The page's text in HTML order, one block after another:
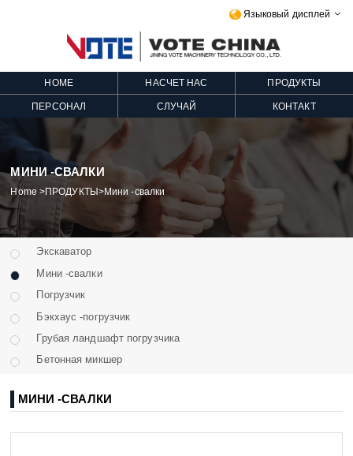
Языковый дисплей 
HOME НАСЧЕТ НАС ПРОДУКТЫ
ПЕРСОНАЛ СЛУЧАЙ КОНТАКТ
МИНИ -СВАЛКИ
Home >ПРОДУКТЫ >Мини -свалки
Экскаватор
Мини -свалки
Погрузчик
Бэкхаус -погрузчик
Грубая ландшафт погрузчика
Бетонная микшер
МИНИ -СВАЛКИ